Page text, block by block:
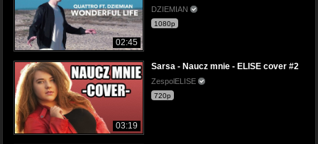
02:45
DZIEMIAN
1080p
03:19
Sarsa - Naucz mnie - ELISE cover #2
ZespolELISE
720p